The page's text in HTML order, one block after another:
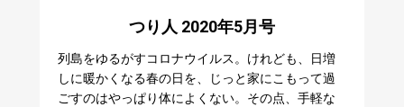
つり人 2020年5月号
列島をゆるがすコロナウイルス。けれども、日増
しに暖かくなる春の日を、じっと家にこもって過
ごすのはやっぱり体によくない。その点、手軽な